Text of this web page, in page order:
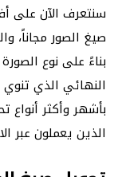
سنتعرف الآن على
صيغ الصور مجاناً،
بناءً على نوع
النهائي الذي
بأشهر وأكثر
الذين يعملون عبر